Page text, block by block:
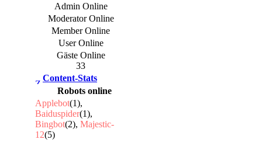
Admin Online
Moderator Online
Member Online
User Online
Gäste Online
33
Content-Stats
Robots online
Applebot(1),
Baiduspider(1),
Bingbot(2), Majestic-
12(5)